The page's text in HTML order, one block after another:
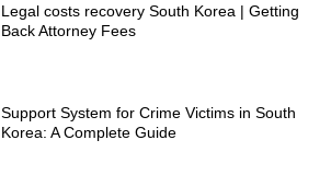
Legal costs recovery South Korea | Getting
Back Attorney Fees
Support System for Crime Victims in South
Korea: A Complete Guide